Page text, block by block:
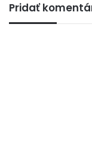
Pridať